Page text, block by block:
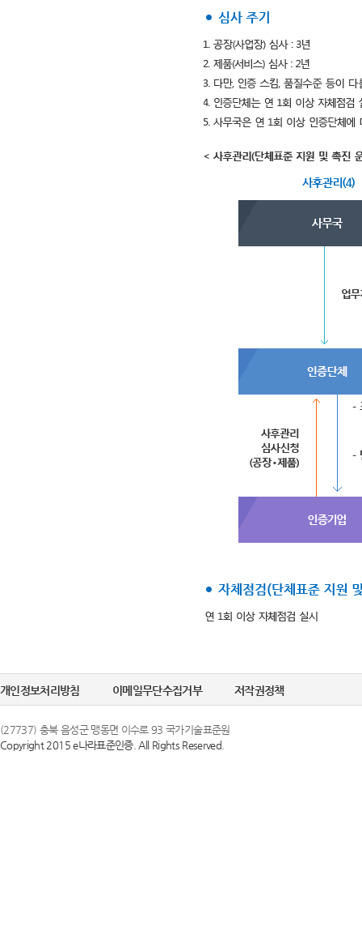
개인정보처리방침 이메일무단수집거부 저작권정책
(27737) 충북 음성군 맹동면 이수로 93 국가기술표준원
Copyright 2015 e나라표준인증. All Rights Reserved.